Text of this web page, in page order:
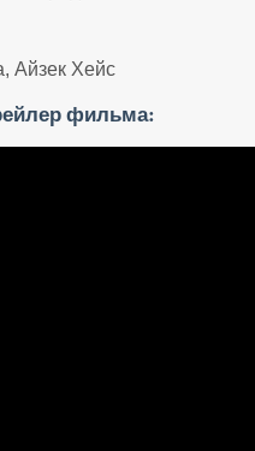
Айзек Хейс
фильма: